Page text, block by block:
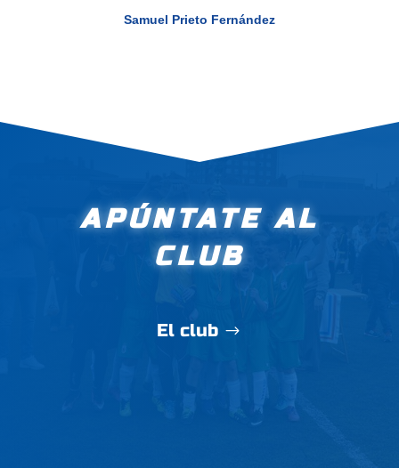
Samuel Prieto Fernández
APÚNTATE AL
CLUB
El club